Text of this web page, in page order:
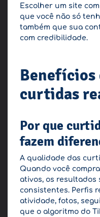
Escolher um site
que você não só
também que sua
com credibilidade.
Benefícios
curtidas
Por que
fazem
A qualidade das
Quando você
ativos, os resultados
consistentes. Perfis
atividade, fotos,
que o algoritmo do